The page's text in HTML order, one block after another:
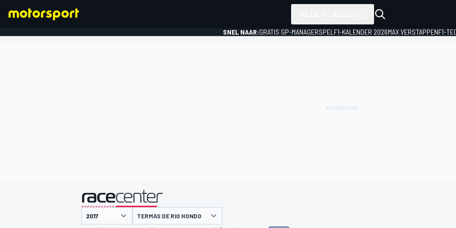
SNEL NAAR:GRATIS GP-MANAGERSPEL F1-KALENDER 2026MAX VERSTAPPENF1-
gepresenteerd door
TERMAS DE RIO HONDO